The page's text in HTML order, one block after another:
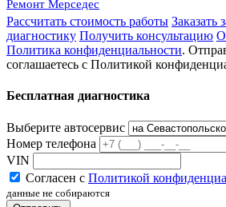
Ремонт Мерседес
Ремонт Мини
Ремонт Митсубиси
Ремонт Ниссан
Ремонт Омода
Ремонт Пежо
Ремонт Порше
Ремонт Сааб
Ремонт Санг Енг
Ремонт Сиат
Ремонт Ситроен
Ремонт Субару
Рассчитать стоимость работы Заказать
диагностику Получить консультацию
Политика конфиденциальности.
соглашаетесь с Политикой
Бесплатная диагностика
Выберите автосервис
Номер телефона
VIN
Согласен с Политикой
данные не собираются